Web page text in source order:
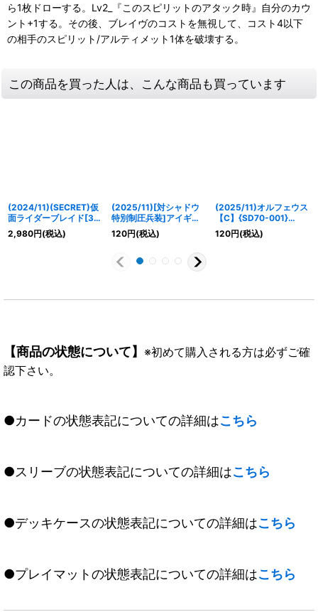
ら1枚ドローする。Lv2_『このスピリットのアタック時』自分のカウ
ント+1する。その後、ブレイヴのコストを無視して、コスト4以下
の相手のスピリット/アルティメット1体を破壊する。
この商品を買った人は、こんな商品も買っています
(2024/11)(SECRET)仮
面ライダーブレイド[3]
【契約X-SEC】{CB31-
CX04}《黄》
2,980円(税込)
(2025/11)[対シャドウ
特別制圧兵装]アイギス
[重装ver.]【R】{CB33-
030}《多》
120円(税込)
(2025/11)オルフェウス
【C】{SD70-001}
《多》
120円(税込)
【商品の状態について】 ※初めて購入される方は必ずご確
認下さい。
●カードの状態表記についての詳細はこちら
●スリーブの状態表記についての詳細はこちら
●デッキケースの状態表記についての詳細はこちら
●プレイマットの状態表記についての詳細はこちら